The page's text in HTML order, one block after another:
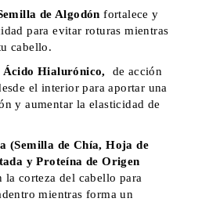
de Algodónfortalece y
para evitar roturas mientras
cabello.
Ácido Hialurónico, de acción
el interior para aportar una
y aumentar la elasticidad de
(Semilla de Chía, Hoja de
y Proteína de Origen
la corteza del cabello para
mientras forma un